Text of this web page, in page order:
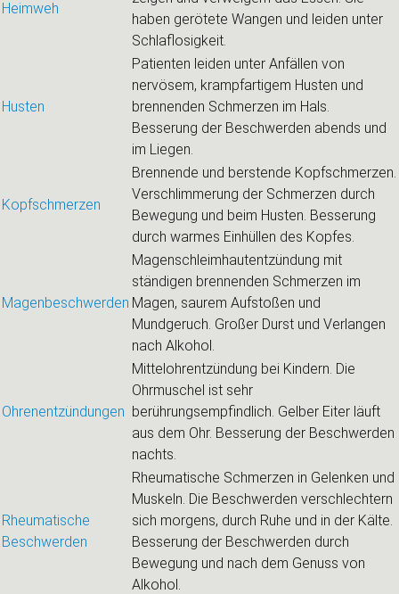
Heimweh
haben gerötete Wangen und leiden unter
Schlaflosigkeit.
Husten
Patienten leiden unter Anfällen von
nervösem, krampfartigem Husten und
brennenden Schmerzen im Hals.
Besserung der Beschwerden abends und
im Liegen.
Kopfschmerzen
Brennende und berstende Kopfschmerzen.
Verschlimmerung der Schmerzen durch
Bewegung und beim Husten. Besserung
durch warmes Einhüllen des Kopfes.
Magenbeschwerden
Magenschleimhautentzündung mit
ständigen brennenden Schmerzen im
Magen, saurem Aufstoßen und
Mundgeruch. Großer Durst und Verlangen
nach Alkohol.
Ohrenentzündungen
Mittelohrentzündung bei Kindern. Die
Ohrmuschel ist sehr
berührungsempfindlich. Gelber Eiter läuft
aus dem Ohr. Besserung der Beschwerden
nachts.
Rheumatische
Beschwerden
Rheumatische Schmerzen in Gelenken und
Muskeln. Die Beschwerden verschlechtern
sich morgens, durch Ruhe und in der Kälte.
Besserung der Beschwerden durch
Bewegung und nach dem Genuss von
Alkohol.